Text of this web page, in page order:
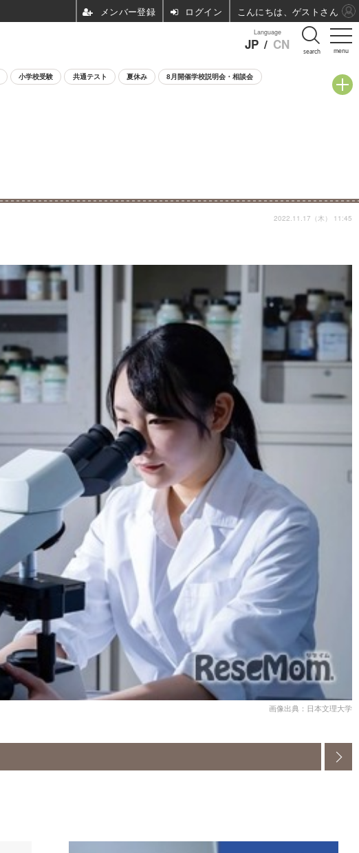
menu
Language
JP / CN search
小学校受験 共通テスト 夏休み 8月開催学校説明会・相談会
2022.11.17（木） 11:45
画像出典：日本文理大学
ログイン こんにちは、ゲストさん